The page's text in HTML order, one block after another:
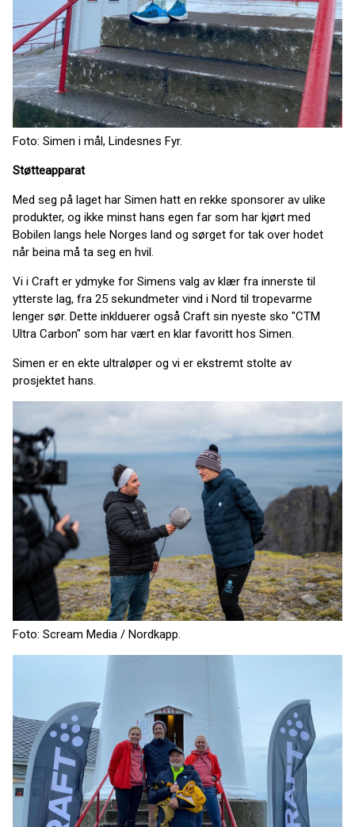
Foto: Simen i mål, Lindesnes Fyr.
Støtteapparat
Med seg på laget har Simen hatt en rekke sponsorer av ulike
produkter, og ikke minst hans egen far som har kjørt med
Bobilen langs hele Norges land og sørget for tak over hodet
når beina må ta seg en hvil.
Vi i Craft er ydmyke for Simens valg av klær fra innerste til
ytterste lag, fra 25 sekundmeter vind i Nord til tropevarme
lenger sør. Dette inklduerer også Craft sin nyeste sko "CTM
Ultra Carbon" som har vært en klar favoritt hos Simen.
Simen er en ekte ultraløper og vi er ekstremt stolte av
prosjektet hans.
Foto: Scream Media / Nordkapp.